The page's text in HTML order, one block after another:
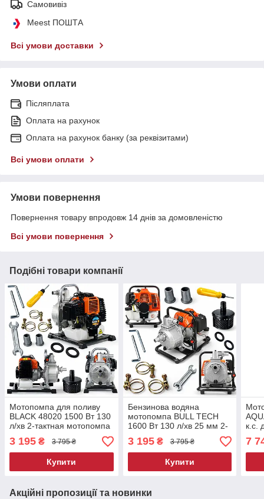
Самовивіз
Meest ПОШТА
Всі умови доставки
Умови оплати
Післяплата
Оплата на рахунок
Оплата на рахунок банку (за реквізитами)
Всі умови оплати
Умови повернення
Повернення товару впродовж 14 днів за домовленістю
Всі умови повернення
Подібні товари компанії
Мотопомпа для поливу
BLACK 48020 1500 Вт 130
л/хв 2-тактная мотопомпа
для дачі мотопомпа для
брудних вод
3 195 ₴ 3 795 ₴
Купити
Бензинова водяна
мотопомпа BULL TECH
1600 Вт 130 л/хв 25 мм 2-
тактный мотопомпа для
поливу мотопомпа для
дачі
3 195₴ 3 795 ₴
Купити
к.с.
7
Акційні пропозиції та новинки